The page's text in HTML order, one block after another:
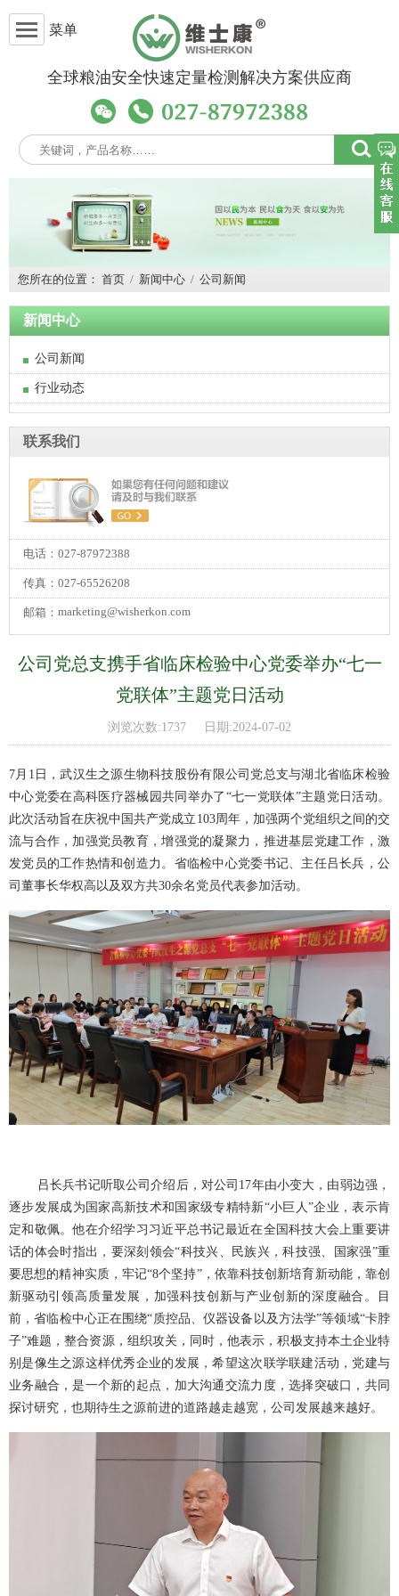
全球粮油安全快速定量检测解决方案供应商
菜单
您所在的位置： 首页 / 新闻中心 / 公司新闻
新闻中心
公司新闻
行业动态
联系我们
电话：027-87972388
传真：027-65526208
邮箱： marketing@wisherkon.com
公司党总支携手省临床检验中心党委举办“七一
党联体”主题党日活动
浏览次数:1737 日期:2024-07-02
7月1日，武汉生之源生物科技股份有限公司党总支与湖北省临床检验
中心党委在高科医疗器械园 共同举办了 “七一党联体”主题党日活动。
此次活动旨在庆祝中国共产党成立 103周年，加强两个党组织之间的交
流与合作，加强党员教育，增强党的凝聚力，推进基层党建工作，激
发党员的工作热情和创造力。省临检中心党委书记、主任吕长兵，公
司董事长华权高以及双方共30余名党员代表参加活动。
吕长兵书记听取公司介绍后，对公司17年由小变大，由弱边强，
逐步发展成为国家高新技术和国家级专精特新“小巨人”企业，表示肯
定和敬佩。他在介绍学习习近平总书记最近在全国科技大会上重要讲
话的体会时指出，要深刻领会“科技兴、民族兴，科技强、国家强”重
要思想的精神实质，牢记“8个坚持”，依靠科技创新培育新动能，靠创
新驱动引领高质量发展，加强科技创新与产业创新的深度融合。目
前，省临检中心正在围绕“质控品、仪器设备以及方法学”等领域“卡脖
子”难题，整合资源，组织攻关，同时，他表示，积极支持本土企业特
别是像生之源这样优秀企业的发展，希望这次联学联建活动，党建与
业务融合，是一个新的起点，加大沟通交流力度，选择突破口，共同
探讨研究，也期待生之源前进的道路越走越宽，公司发展越来越好。